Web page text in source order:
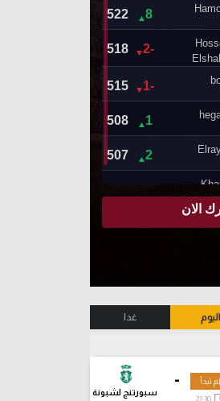
اليوم غدا
-
سبورتنج لشبونة
لم تبدأ
22:30